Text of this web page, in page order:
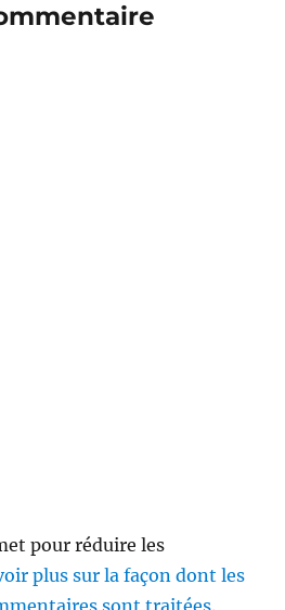
pour réduire les
plus sur la façon dont les